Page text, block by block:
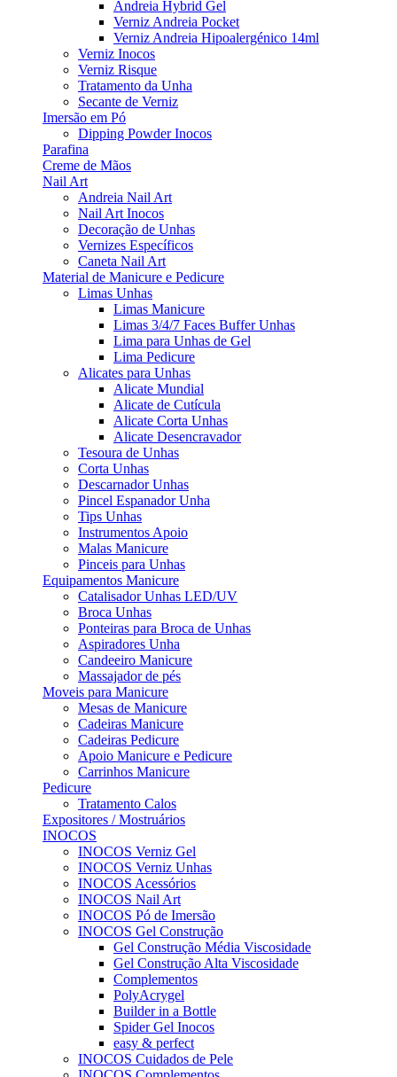
Andreia Hybrid Gel
Verniz Andreia Pocket
Verniz Andreia Hipoalergénico 14ml
Verniz Inocos
Verniz Risque
Tratamento da Unha
Secante de Verniz
Imersão em Pó
Dipping Powder Inocos
Parafina
Creme de Mãos
Nail Art
Andreia Nail Art
Nail Art Inocos
Decoração de Unhas
Vernizes Específicos
Caneta Nail Art
Material de Manicure e Pedicure
Limas Unhas
Limas Manicure
Limas 3/4/7 Faces Buffer Unhas
Lima para Unhas de Gel
Lima Pedicure
Alicates para Unhas
Alicate Mundial
Alicate de Cutícula
Alicate Corta Unhas
Alicate Desencravador
Tesoura de Unhas
Corta Unhas
Descarnador Unhas
Pincel Espanador Unha
Tips Unhas
Instrumentos Apoio
Malas Manicure
Pinceis para Unhas
Equipamentos Manicure
Catalisador Unhas LED/UV
Broca Unhas
Ponteiras para Broca de Unhas
Aspiradores Unha
Candeeiro Manicure
Massajador de pés
Moveis para Manicure
Mesas de Manicure
Cadeiras Manicure
Cadeiras Pedicure
Apoio Manicure e Pedicure
Carrinhos Manicure
Pedicure
Tratamento Calos
Expositores / Mostruários
INOCOS
INOCOS Verniz Gel
INOCOS Verniz Unhas
INOCOS Acessórios
INOCOS Nail Art
INOCOS Pó de Imersão
INOCOS Gel Construção
Gel Construção Média Viscosidade
Gel Construção Alta Viscosidade
Complementos
PolyAcrygel
Builder in a Bottle
Spider Gel Inocos
easy & perfect
INOCOS Cuidados de Pele